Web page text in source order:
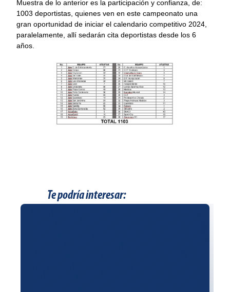
Muestra de lo anterior es la participación y confianza, de:
1003 deportistas, quienes ven en este campeonato una
gran oportunidad de iniciar el calendario competitivo 2024,
paralelamente, allí sedarán cita deportistas desde los 6
años.
Te podría interesar: